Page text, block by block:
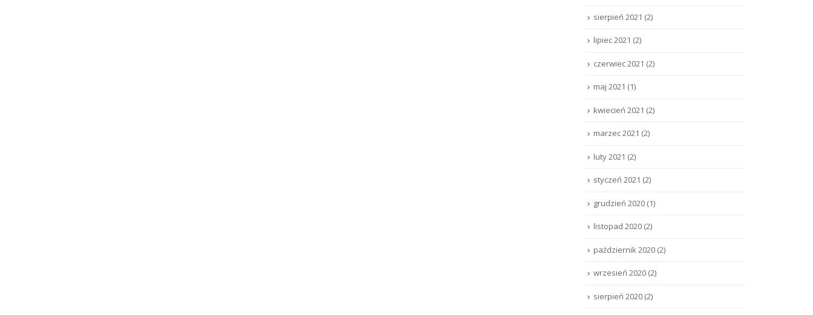
sierpień 2021 (2)
lipiec 2021 (2)
czerwiec 2021 (2)
maj 2021 (1)
kwiecień 2021 (2)
marzec 2021 (2)
luty 2021 (2)
styczeń 2021 (2)
grudzień 2020 (1)
listopad 2020 (2)
październik 2020 (2)
wrzesień 2020 (2)
sierpień 2020 (2)